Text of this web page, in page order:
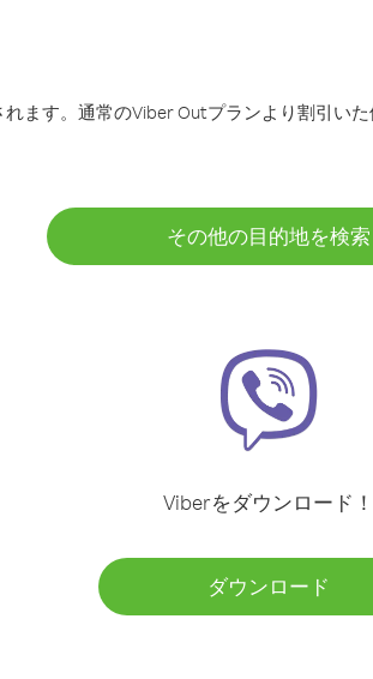
ます。通常のViber Outプランより割引いた
その他の目的地を検索
Viberをダウンロード！
ダウンロード